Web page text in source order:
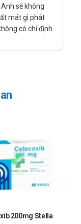
bổ thận
5 g hoặc 1-2 thìa
1 túi 5 g hoặc 1
dùng ngay khi nhớ
tiếp theo. Mặc dù
sẽ không
mát gì phát
có chỉ định
200mg Stella